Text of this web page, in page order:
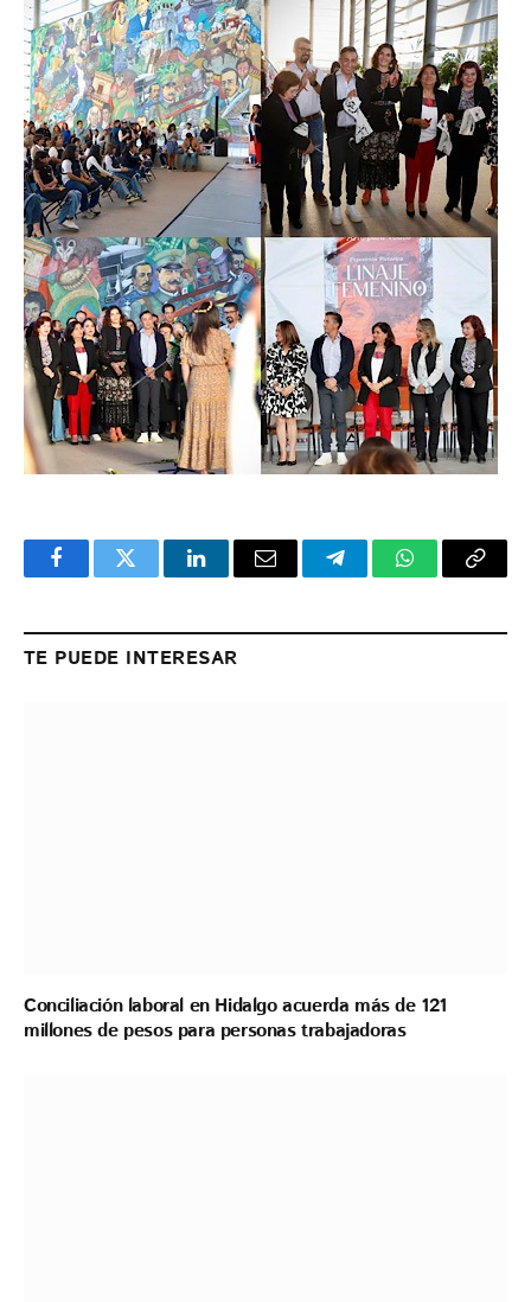
FacebookTwitter LinkedInEmail TelegramWhatsApp
Copy
TE PUEDE INTERESAR
Conciliación laboral en Hidalgo acuerda más de 121
millones de pesos para personas trabajadoras